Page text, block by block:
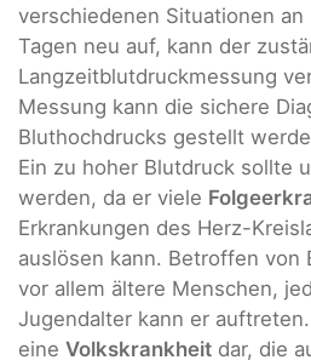
verschiedenen Situationen
Tagen neu auf, kann der
Langzeitblutdruckmessung
Messung kann die sichere
Bluthochdrucks gestellt
Ein zu hoher Blutdruck sollte
werden, da er viele
Erkrankungen des Herz-
auslösen kann. Betroffen von
vor allem ältere Menschen,
Jugendalter kann er
eine Volkskrankheit dar, die